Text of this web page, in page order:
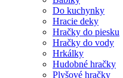
Do kuchynky
Hracie deky
Hračky do piesku
Hračky do vody
Hrkálky
Hudobné hračky
Plyšové hračky